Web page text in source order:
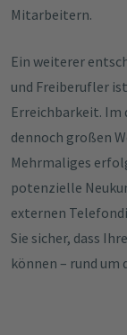
Mitarbeitern.
Ein weiterer
und Freiberufler
Erreichbarkeit.
dennoch großen
Mehrmaliges
potenzielle
externen
Sie sicher, dass
können – rund um